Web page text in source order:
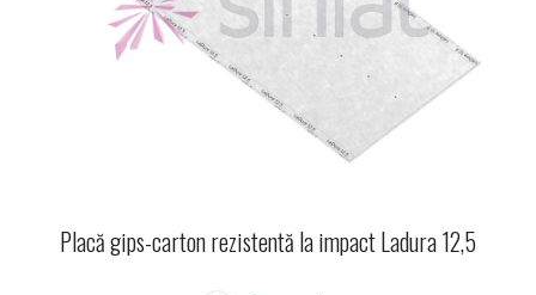
Placă gips-carton rezistentă la impact Ladura 12,5